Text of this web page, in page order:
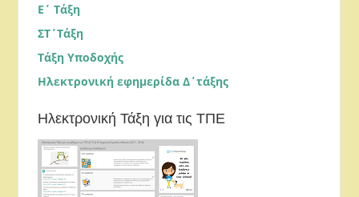
Ε΄ Τάξη
ΣΤ΄Τάξη
Τάξη Υποδοχής
Ηλεκτρονική εφημερίδα Δ΄τάξης
Ηλεκτρονική Τάξη για τις ΤΠΕ